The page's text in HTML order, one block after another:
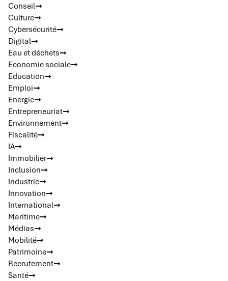
Conseil
Culture
Cybersécurité
Digital
Eau et déchets
Economie sociale
Education
Emploi
Energie
Entrepreneuriat
Environnement
Fiscalité
IA
Immobilier
Inclusion
Industrie
Innovation
International
Maritime
Médias
Mobilité
Patrimoine
Recrutement
Santé